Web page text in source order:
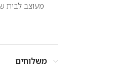
מעוצב לבית
משלוחים